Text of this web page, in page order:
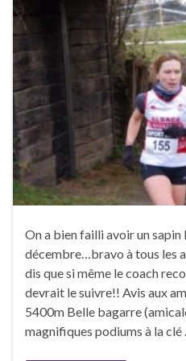
On a bien failli avoir un sapin
décembre…bravo à tous les
dis que si même le coach
devrait le suivre!! Avis aux
5400m Belle bagarre
magnifiques podiums à la clé